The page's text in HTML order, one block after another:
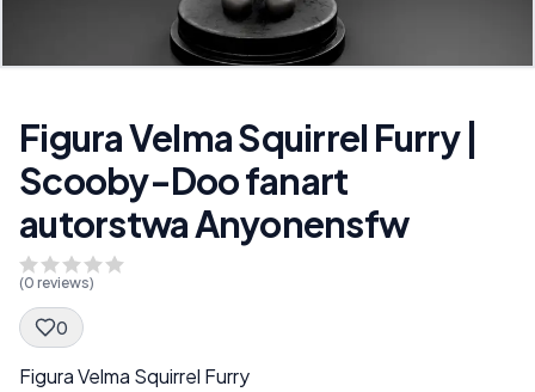
Figura Velma Squirrel Furry |
Scooby-Doo fanart
autorstwa Anyonensfw
(0 reviews)
0
Spec Description
Figura Velma Squirrel Furry